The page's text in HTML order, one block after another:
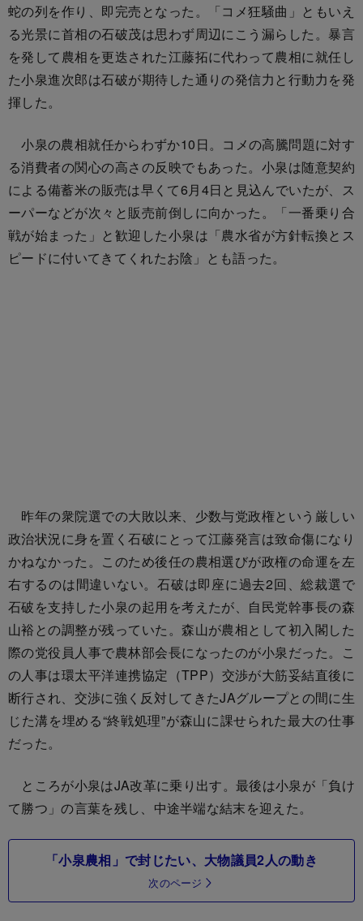
蛇の列を作り、即完売となった。「コメ狂騒曲」ともいえ
る光景に首相の石破茂は思わず周辺にこう漏らした。暴言
を発して農相を更迭された江藤拓に代わって農相に就任し
た小泉進次郎は石破が期待した通りの発信力と行動力を発
揮した。
小泉の農相就任からわずか10日。コメの高騰問題に対す
る消費者の関心の高さの反映でもあった。小泉は随意契約
による備蓄米の販売は早くて6月4日と見込んでいたが、ス
ーパーなどが次々と販売前倒しに向かった。「一番乗り合
戦が始まった」と歓迎した小泉は「農水省が方針転換とス
ピードに付いてきてくれたお陰」とも語った。
昨年の衆院選での大敗以来、少数与党政権という厳しい
政治状況に身を置く石破にとって江藤発言は致命傷になり
かねなかった。このため後任の農相選びが政権の命運を左
右するのは間違いない。石破は即座に過去2回、総裁選で
石破を支持した小泉の起用を考えたが、自民党幹事長の森
山裕との調整が残っていた。森山が農相として初入閣した
際の党役員人事で農林部会長になったのが小泉だった。こ
の人事は環太平洋連携協定（TPP）交渉が大筋妥結直後に
断行され、交渉に強く反対してきたJAグループとの間に生
じた溝を埋める“終戦処理”が森山に課せられた最大の仕事
だった。
ところが小泉はJA改革に乗り出す。最後は小泉が「負け
て勝つ」の言葉を残し、中途半端な結末を迎えた。
「小泉農相」で封じたい、大物議員2人の動き
次のページ